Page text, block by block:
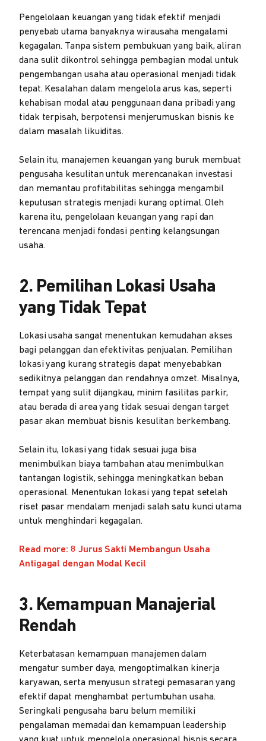
Pengelolaan keuangan yang tidak efektif menjadi
penyebab utama banyaknya wirausaha mengalami
kegagalan. Tanpa sistem pembukuan yang baik, aliran
dana sulit dikontrol sehingga pembagian modal untuk
pengembangan usaha atau operasional menjadi tidak
tepat. Kesalahan dalam mengelola arus kas, seperti
kehabisan modal atau penggunaan dana pribadi yang
tidak terpisah, berpotensi menjerumuskan bisnis ke
dalam masalah likuiditas.
Selain itu, manajemen keuangan yang buruk membuat
pengusaha kesulitan untuk merencanakan investasi
dan memantau profitabilitas sehingga mengambil
keputusan strategis menjadi kurang optimal. Oleh
karena itu, pengelolaan keuangan yang rapi dan
terencana menjadi fondasi penting kelangsungan
usaha.
2. Pemilihan Lokasi Usaha
yang Tidak Tepat
Lokasi usaha sangat menentukan kemudahan akses
bagi pelanggan dan efektivitas penjualan. Pemilihan
lokasi yang kurang strategis dapat menyebabkan
sedikitnya pelanggan dan rendahnya omzet. Misalnya,
tempat yang sulit dijangkau, minim fasilitas parkir,
atau berada di area yang tidak sesuai dengan target
pasar akan membuat bisnis kesulitan berkembang.
Selain itu, lokasi yang tidak sesuai juga bisa
menimbulkan biaya tambahan atau menimbulkan
tantangan logistik, sehingga meningkatkan beban
operasional. Menentukan lokasi yang tepat setelah
riset pasar mendalam menjadi salah satu kunci utama
untuk menghindari kegagalan.
Read more: 8 Jurus Sakti Membangun Usaha
Antigagal dengan Modal Kecil
3. Kemampuan Manajerial
Rendah
Keterbatasan kemampuan manajemen dalam
mengatur sumber daya, mengoptimalkan kinerja
karyawan, serta menyusun strategi pemasaran yang
efektif dapat menghambat pertumbuhan usaha.
Seringkali pengusaha baru belum memiliki
pengalaman memadai dan kemampuan leadership